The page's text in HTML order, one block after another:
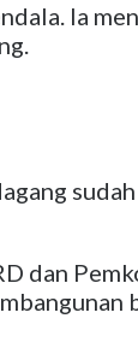
Ia
dan